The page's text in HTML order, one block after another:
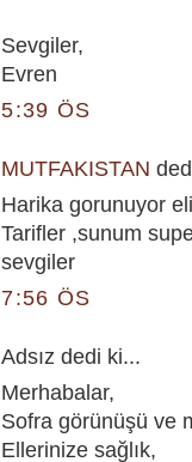
Sevgiler,
Evren
5:39 ÖS
MUTFAKISTAN
Harika gorunuyor
Tarifler ,sunum
sevgiler
7:56 ÖS
Adsız dedi ki...
Merhabalar,
Sofra görünüşü ve
Ellerinize sağlık,